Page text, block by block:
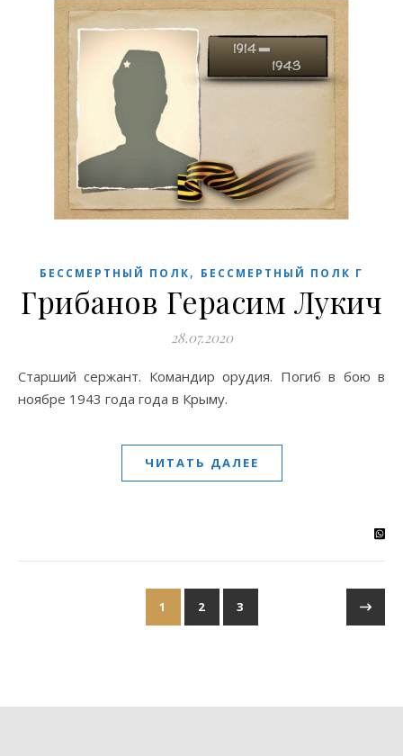
БЕССМЕРТНЫЙ ПОЛК, БЕССМЕРТНЫЙ ПОЛК Г
Грибанов Герасим Лукич
28.07.2020
Старший сержант. Командир орудия. Погиб в бою в
ноябре 1943 года года в Крыму.
ЧИТАТЬ ДАЛЕЕ
1 2 3